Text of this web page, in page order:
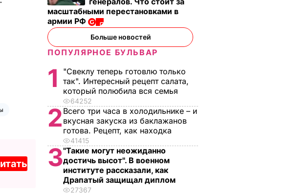
масштабными перестановками в
армии РФ
Больше новостей
ПОПУЛЯРНОЕ БУЛЬВАР
1
"Свеклу теперь готовлю только
так". Интересный рецепт салата,
который полюбила вся семья
64252
2 Всего три часа в холодильнике – и
вкусная закуска из баклажанов
готова. Рецепт, как находка
41415
3"Такие могут неожиданно
достичь высот". В военном
институте рассказали, как
Драпатый защищал диплом
27367